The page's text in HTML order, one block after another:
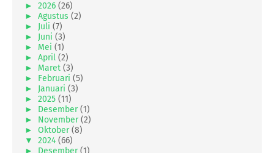
► 2026 (26)
► Agustus (2)
► Juli (7)
► Juni (3)
► Mei (1)
► April (2)
► Maret (3)
► Februari (5)
► Januari (3)
► 2025 (11)
► Desember (1)
► November (2)
► Oktober (8)
▼
2024 (66)